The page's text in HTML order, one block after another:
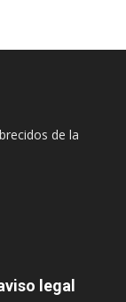
de la
legal